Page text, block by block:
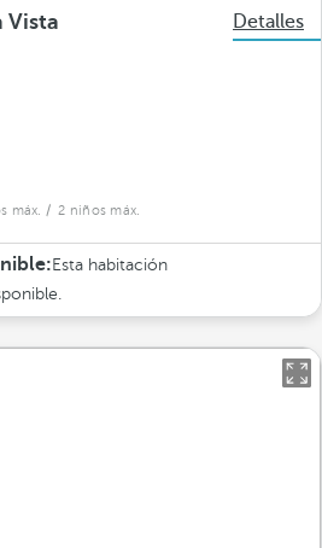
Vista
Detalles
máx. / 2 niños máx.
Esta habitación